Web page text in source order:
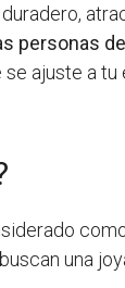
personas
se ajuste a
una